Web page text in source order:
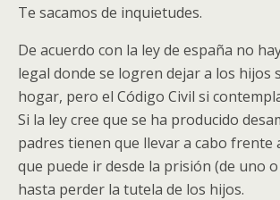
Te sacamos de inquietudes.
De acuerdo con la ley de españa no
legal donde se logren dejar a los hijos
hogar, pero el Código Civil si
Si la ley cree que se ha producido
padres tienen que llevar a cabo frente
que puede ir desde la prisión (de uno
hasta perder la tutela de los hijos.